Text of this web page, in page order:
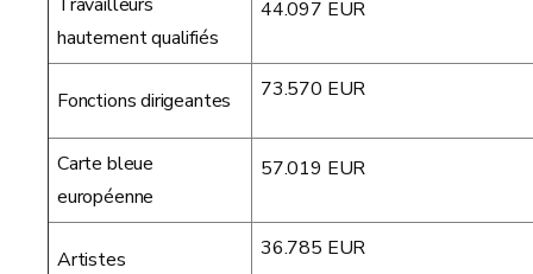
hautement qualifiés
44.097 EUR
Fonctions dirigeantes 73.570 EUR
Carte bleue
européenne
57.019 EUR
Artistes 36.785 EUR